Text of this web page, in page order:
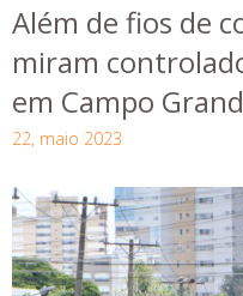
Além de fios de
miram
em Campo
22, maio 2023